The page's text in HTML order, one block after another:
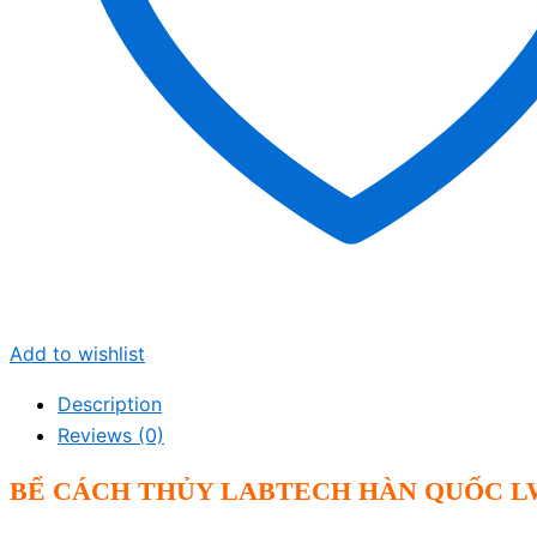
Add to wishlist
Description
Reviews (0)
BỂ CÁCH THỦY LABTECH HÀN QUỐC